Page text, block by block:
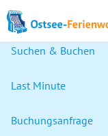
Suchen & Buchen
Last Minute
Buchungsanfrage